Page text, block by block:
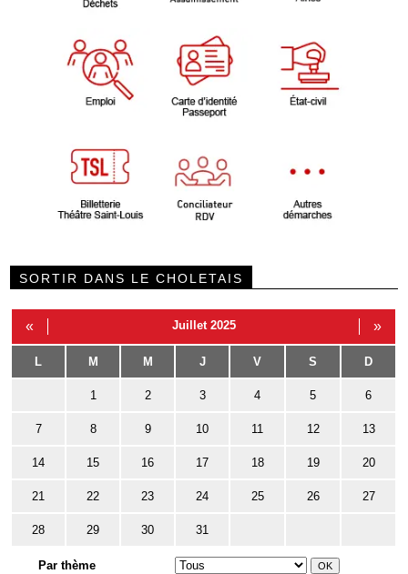
SORTIR DANS LE CHOLETAIS
« Juillet 2025 »
L M M J V S D
1 2 3 4 5 6
7 8 9 10 11 12 13
14 15 16 17 18 19 20
21 22 23 24 25 26 27
28 29 30 31
Par thème